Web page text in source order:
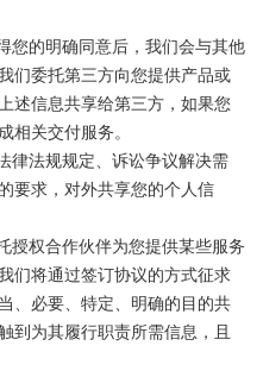
您的明确同意后，我们会与其他
们委托第三方向您提供产品或
述信息共享给第三方，如果您
相关交付服务。
律法规规定、诉讼争议解决需
要求，对外共享您的个人信
授权合作伙伴为您提供某些服务
们将通过签订协议的方式征求
、必要、特定、明确的目的共
到为其履行职责所需信息，且